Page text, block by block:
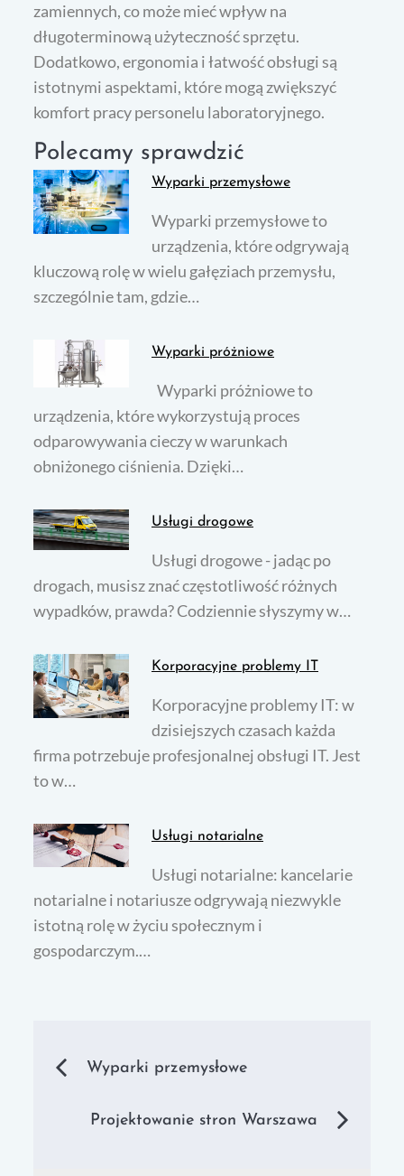
zamiennych, co może mieć wpływ na
długoterminową użyteczność sprzętu.
Dodatkowo, ergonomia i łatwość obsługi są
istotnymi aspektami, które mogą zwiększyć
komfort pracy personelu laboratoryjnego.
Polecamy sprawdzić
Wyparki przemysłowe
Wyparki przemysłowe to
urządzenia, które odgrywają
kluczową rolę w wielu gałęziach przemysłu,
szczególnie tam, gdzie…
Wyparki próżniowe
Wyparki próżniowe to
urządzenia, które wykorzystują proces
odparowywania cieczy w warunkach
obniżonego ciśnienia. Dzięki…
Usługi drogowe
Usługi drogowe - jadąc po
drogach, musisz znać częstotliwość różnych
wypadków, prawda? Codziennie słyszymy w…
Korporacyjne problemy IT
Korporacyjne problemy IT: w
dzisiejszych czasach każda
firma potrzebuje profesjonalnej obsługi IT. Jest
to w…
Usługi notarialne
Usługi notarialne: kancelarie
notarialne i notariusze odgrywają niezwykle
istotną rolę w życiu społecznym i
gospodarczym.…
Nawigacja
wpisu
Wyparki przemysłowe
Projektowanie stron Warszawa